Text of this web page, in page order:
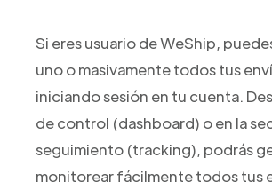
Si eres usuario de WeShip,
uno o masivamente todos tus
iniciando sesión en tu cuenta.
de control (dashboard) o en la
seguimiento (tracking), podrás
monitorear fácilmente todos tus